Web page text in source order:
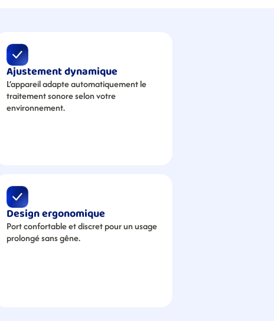
Ajustement dynamique
L’appareil adapte automatiquement le
traitement sonore selon votre
environnement.
Design ergonomique
Port confortable et discret pour un usage
prolongé sans gêne.